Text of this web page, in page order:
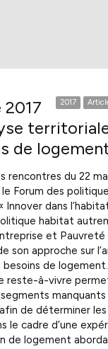
2017
de
rencontres du 22
Forum des
Innover dans
habitat
et
son approche sur
besoins de
reste-à-vivre
manquants
de déterminer
le cadre d’une
de logement